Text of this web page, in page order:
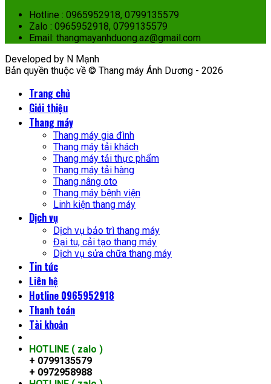
Hotline : 0965952918, 0799135579
Zalo : 0965952918, 0799135579
Email: thangmayanhduong.az@gmail.com
Developed by N Mạnh
Bản quyền thuộc về © Thang máy Ánh Dương - 2026
Trang chủ
Giới thiệu
Thang máy
Thang máy gia đình
Thang máy tải khách
Thang máy tải thực phẩm
Thang máy tải hàng
Thang nâng oto
Thang máy bệnh viện
Linh kiện thang máy
Dịch vụ
Dịch vụ bảo trì thang máy
Đại tu, cải tạo thang máy
Dịch vụ sửa chữa thang máy
Tin tức
Liên hệ
Hotline 0965952918
Thanh toán
Tài khoản
HOTLINE ( zalo )
+ 0799135579
+ 0972958988